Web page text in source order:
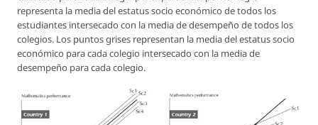
representa la media del estatus socio económico de todos los
estudiantes intersecado con la media de desempeño de todos los
colegios. Los puntos grises representan la media del estatus socio
económico para cada colegio intersecado con la media de
desempeño para cada colegio.